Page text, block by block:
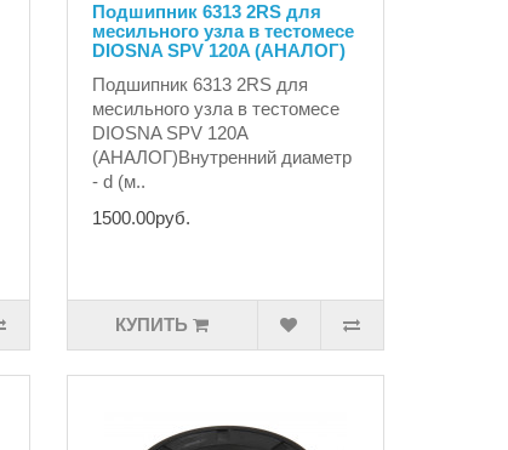
Подшипник 6313 2RS для
месильного узла в тестомесе
DIOSNA SPV 120A (АНАЛОГ)
Подшипник 6313 2RS для
месильного узла в тестомесе
DIOSNA SPV 120A
(АНАЛОГ)Внутренний диаметр
- d (м..
1500.00руб.
КУПИТЬ